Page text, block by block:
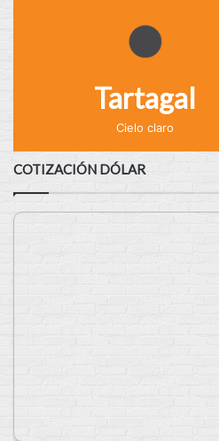
Tartagal
Cielo claro
COTIZACIÓN DÓLAR